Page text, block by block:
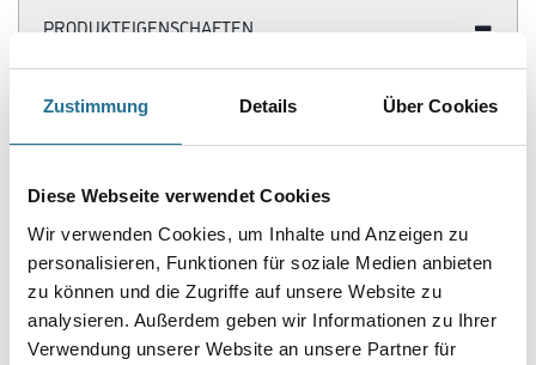
Zustimmung Details Über Cookies
Diese Webseite verwendet Cookies
Wir verwenden Cookies, um Inhalte und Anzeigen zu
personalisieren, Funktionen für soziale Medien anbieten
zu können und die Zugriffe auf unsere Website zu
analysieren. Außerdem geben wir Informationen zu Ihrer
Verwendung unserer Website an unsere Partner für
PRODUKTEIGENSCHAFTEN
- Sehr hohe Anfangs- und Dauerklebkraft
- Schnell und sauber anzuwenden
ZUSATZINFOS
GEFAHRENHINWEISE